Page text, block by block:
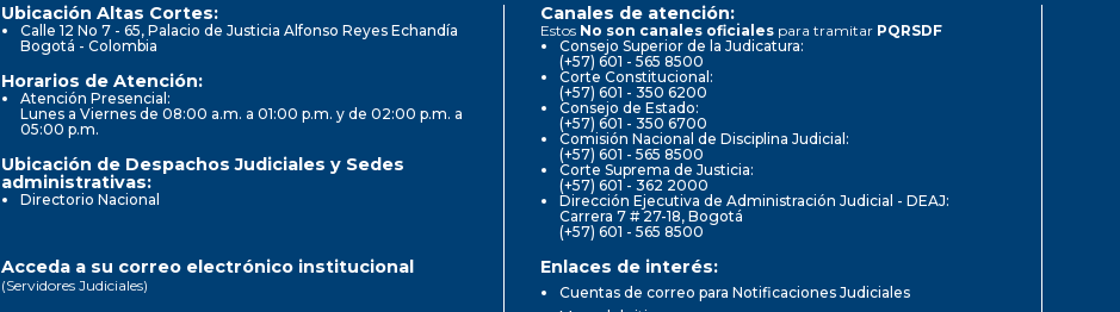
Ubicación Altas Cortes:
Calle 12 No 7 - 65, Palacio de Justicia Alfonso Reyes Echandía
Bogotá - Colombia
Horarios de Atención:
Atención Presencial:
Lunes a Viernes de 08:00 a.m. a 01:00 p.m. y de 02:00 p.m. a
05:00 p.m.
Ubicación de Despachos Judiciales y Sedes
administrativas:
Directorio Nacional
Canales de atención:
Estos No son canales oficiales para tramitar PQRSDF
Consejo Superior de la Judicatura:
(+57) 601 - 565 8500
Corte Constitucional:
(+57) 601 - 350 6200
Consejo de Estado:
(+57) 601 - 350 6700
Comisión Nacional de Disciplina Judicial:
(+57) 601 - 565 8500
Corte Suprema de Justicia:
(+57) 601 - 362 2000
Dirección Ejecutiva de Administración Judicial - DEAJ:
Carrera 7 # 27-18, Bogotá
(+57) 601 - 565 8500
Acceda a su correo electrónico institucional
(Servidores Judiciales)
Enlaces de interés:
Cuentas de correo para Notificaciones Judiciales